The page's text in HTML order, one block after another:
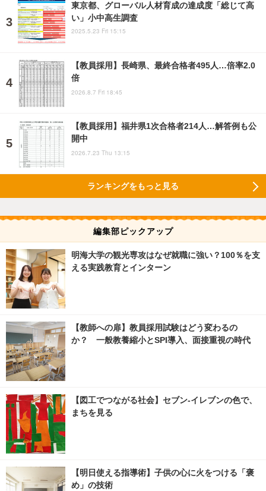
東京都、グローバル人材育成の達成度「総じて高
い」小中高生調査
2025.5.23 Fri 15:15
【教員採用】長崎県、最終合格者495人…倍率2.0
倍
2026.8.7 Fri 18:45
【教員採用】福井県1次合格者214人…解答例も公
開中
2026.7.23 Thu 13:15
ランキングをもっと見る
編集部ピックアップ
明海大学の観光専攻はなぜ就職に強い？100％を支
える実践教育とインターン
【教師への扉】教員採用試験はどう変わるの
か？ 一般教養縮小とSPI導入、面接重視の時代
【図工でつながる社会】セブン‐イレブンの色で、
まちを見る
【明日使える指導術】子供の心に火をつける「褒
め」の技術